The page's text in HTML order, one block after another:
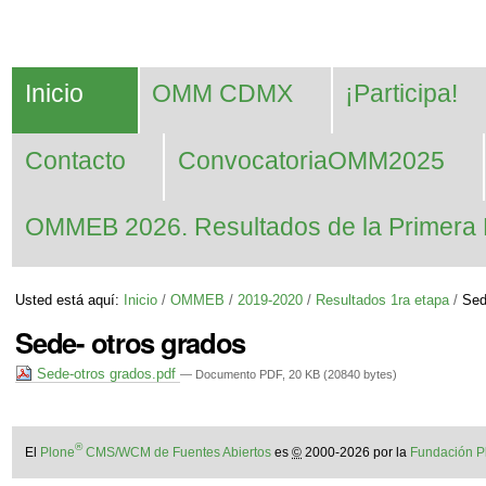
contenido.
Saltar
navegación
Inicio OMM CDMX ¡Participa!
Contacto ConvocatoriaOMM2025
OMMEB 2026. Resultados de la Primera
Usted está aquí: Inicio /OMMEB /2019-2020 / Resultados 1ra etapa /
Sede- otros grados
Sede-otros grados.pdf— Documento PDF, 20 KB (20840 bytes)
El Plone®CMS/WCM de Fuentes Abiertos es© 2000-2026 por la Fundación